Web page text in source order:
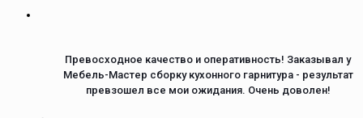
Превосходное качество и оперативность! Заказывал у
Мебель-Мастер сборку кухонного гарнитура - результат
превзошел все мои ожидания. Очень доволен!